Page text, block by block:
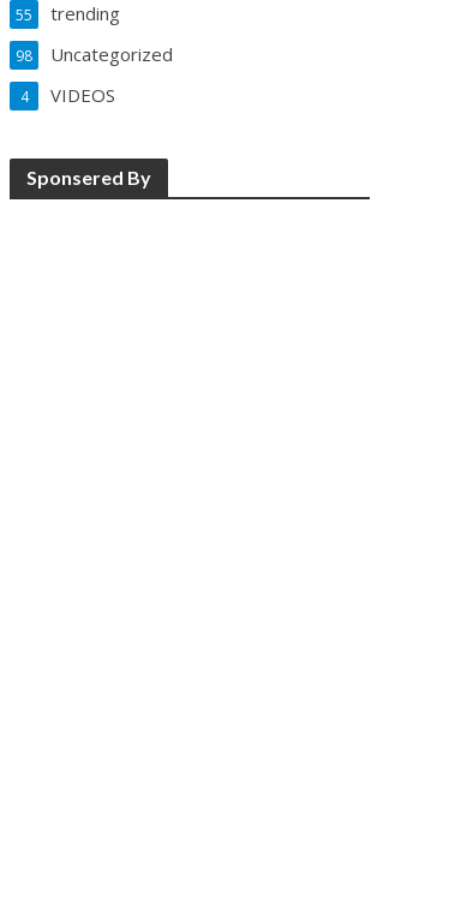
trending
55
Uncategorized
98
VIDEOS
4
Sponsered By